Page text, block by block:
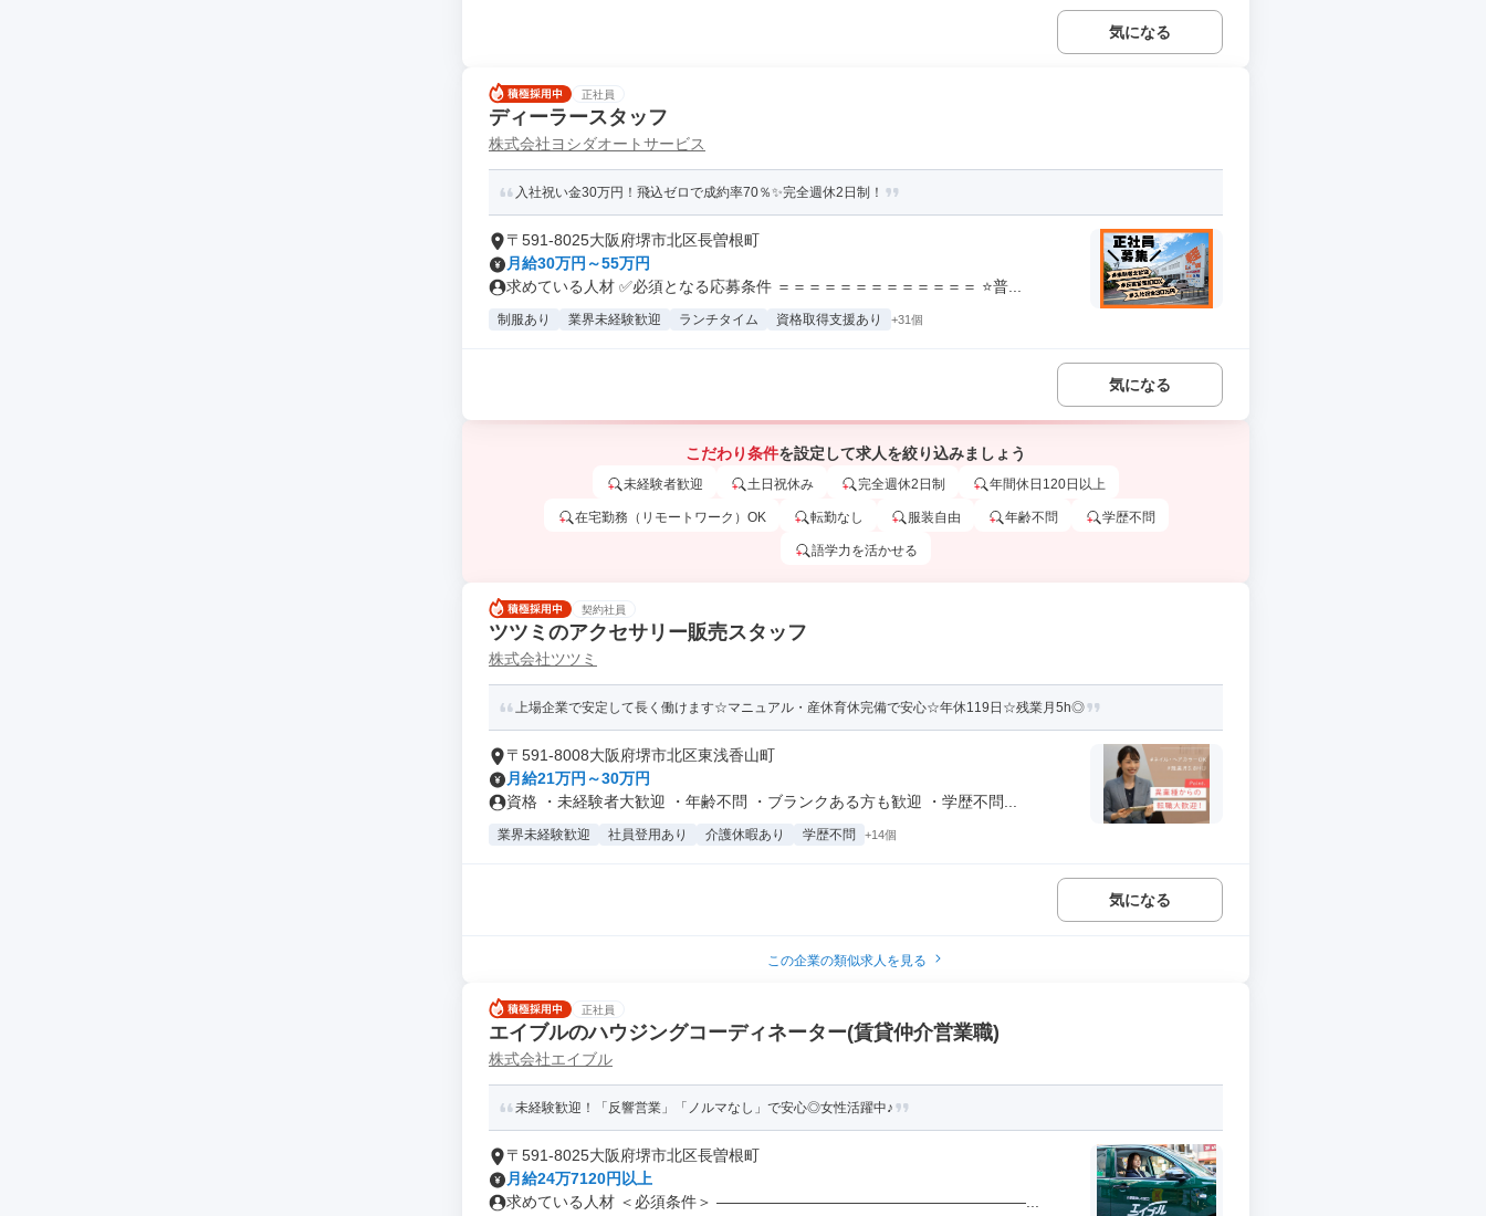
気になる
正社員
ディーラースタッフ
株式会社ヨシダオートサービス
入社祝い金30万円！飛込ゼロで成約率70％✨完全週休2日制！
〒591-8025大阪府堺市北区長曽根町
月給30万円～55万円
求めている人材 ✅必須となる応募条件 ＝＝＝＝＝＝＝＝＝＝＝＝＝ ⭐普...
制服あり 業界未経験歓迎 ランチタイム 資格取得支援あり +31個
気になる
こだわり条件を設定して求人を絞り込みましょう
未経験者歓迎 土日祝休み 完全週休2日制 年間休日120日以上
在宅勤務（リモートワーク）OK 転勤なし 服装自由 年齢不問 学歴不問
語学力を活かせる
契約社員
ツツミのアクセサリー販売スタッフ
株式会社ツツミ
上場企業で安定して長く働けます☆マニュアル・産休育休完備で安心☆年休119日☆残業月5h◎
〒591-8008大阪府堺市北区東浅香山町
月給21万円～30万円
資格 ・未経験者大歓迎 ・年齢不問 ・ブランクある方も歓迎 ・学歴不問...
業界未経験歓迎 社員登用あり 介護休暇あり 学歴不問 +14個
気になる
この企業の類似求人を見る
正社員
エイブルのハウジングコーディネーター(賃貸仲介営業職)
株式会社エイブル
未経験歓迎！「反響営業」「ノルマなし」で安心◎女性活躍中♪
〒591-8025大阪府堺市北区長曽根町
月給24万7120円以上
求めている人材 ＜必須条件＞ ――――――――――――――――――――...